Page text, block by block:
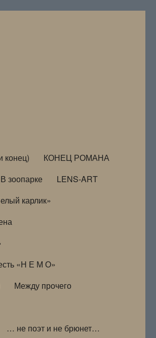
конец)
КОНЕЦ РОМАНА
В зоопарке
LENS-ART
карлик»
«Н Е М О»
Между прочего
… не поэт и не брюнет…